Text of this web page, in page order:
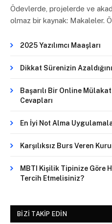
Ödevlerde, projelerde ve
olmaz bir kaynak: Makaleler.
2025 Yazılımcı Maaşları
Dikkat Sürenizin
Başarılı Bir Online
Cevapları
En İyi Not Alma
Karşılıksız Burs Veren
MBTI Kişilik Tipinize Göre
Tercih Etmelisiniz?
BIZI TAKIP EDIN